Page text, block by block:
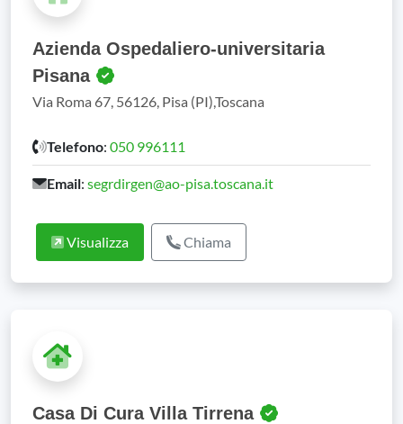
Azienda Ospedaliero-universitaria
Pisana
Via Roma 67, 56126, Pisa (PI),Toscana
Telefono: 050 996111
Email: segrdirgen@ao-pisa.toscana.it
Visualizza Chiama
Casa Di Cura Villa Tirrena